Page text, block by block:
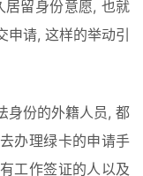
居留身份意愿, 也就
请, 这样的举动引
身份的外籍人员, 都
办理绿卡的申请手
工作签证的人以及